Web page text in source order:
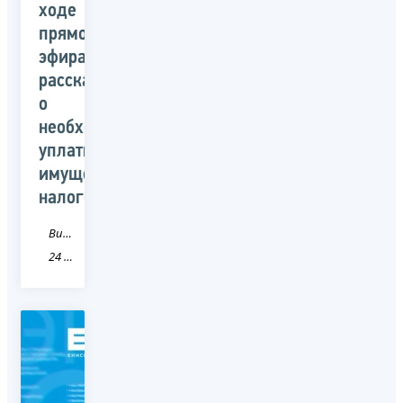
ходе
прямого
эфира
рассказали
о
необходимости
уплаты
имущественных
налогов
Видео
24 Красноярский край